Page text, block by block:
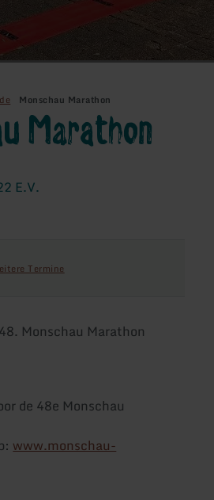
Monschau Marathon
Marathon
E.V.
Termine
Monschau Marathon
de 48e Monschau
www.monschau-